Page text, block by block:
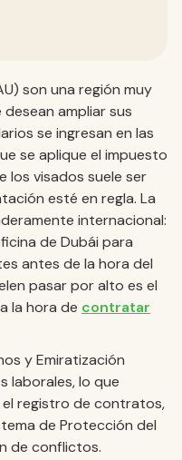
son una región muy
ampliar sus
se ingresan en las
se aplique el impuesto
los visados suele ser
esté en regla. La
internacional:
de Dubái para
antes de la hora del
pasar por alto es el
la hora de contratar
y Emiratización
laborales, lo que
registro de contratos,
de Protección del
de conflictos.